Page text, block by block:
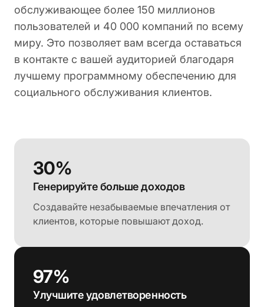
обслуживающее более 150 миллионов
пользователей и 40 000 компаний по всему
миру. Это позволяет вам всегда оставаться
в контакте с вашей аудиторией благодаря
лучшему программному обеспечению для
социального обслуживания клиентов.
30%
Генерируйте больше доходов
Создавайте незабываемые впечатления от
клиентов, которые повышают доход.
97%
Улучшите удовлетворенность